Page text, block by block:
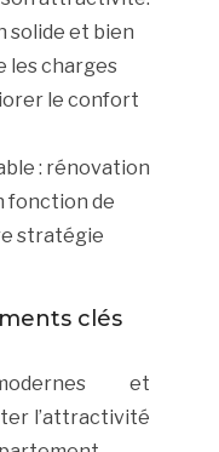
solide et bien
les charges
le confort
: rénovation
fonction de
stratégie
clés
et
l’attractivité